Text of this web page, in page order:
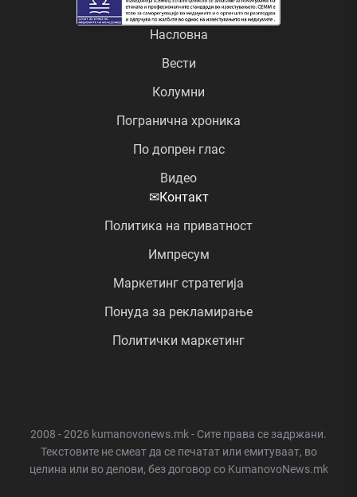
Насловна
Вести
Колумни
Погранична хроника
По допрен глас
Видео
✉Контакт
Политика на приватност
Импресум
Маркетинг стратегија
Понуда за рекламирање
Политички маркетинг
2008 - 2026 kumanovonews.mk - Сите права се задржани.
Текстовите не смеат да се печатат или емитуваат, во
целина или во делови, без договор со KumanovoNews.mk